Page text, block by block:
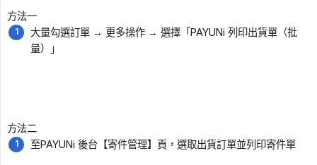
方法一
大量勾選訂單 → 更多操作 → 選擇「PAYUNi 列印出貨單（批
量）」
方法二
至PAYUNi 後台【寄件管理】頁，選取出貨訂單並列印寄件單